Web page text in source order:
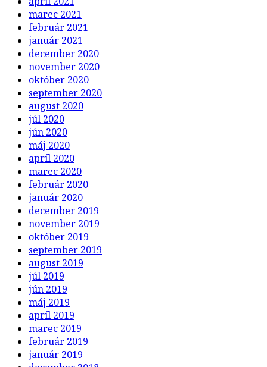
marec 2021
február 2021
január 2021
december 2020
november 2020
október 2020
september 2020
august 2020
júl 2020
jún 2020
máj 2020
apríl 2020
marec 2020
február 2020
január 2020
december 2019
november 2019
október 2019
september 2019
august 2019
júl 2019
jún 2019
máj 2019
apríl 2019
marec 2019
február 2019
január 2019